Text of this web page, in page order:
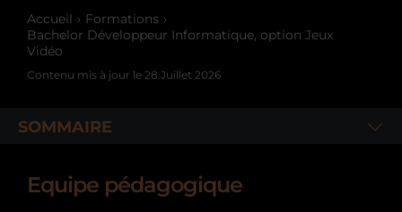
Accueil
Formations
Bachelor Développeur Informatique, option Jeux
Vidéo
Contenu mis à jour le 28 Juillet 2026
SOMMAIRE
Equipe pédagogique